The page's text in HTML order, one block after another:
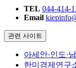
TEL 044-414-
Email
관련 사이트
아세안·인도·
한미경제연구